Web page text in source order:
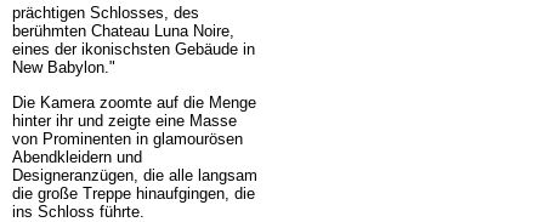
prächtigen Schlosses, des
berühmten Chateau Luna Noire,
eines der ikonischsten Gebäude in
New Babylon."
Die Kamera zoomte auf die Menge
hinter ihr und zeigte eine Masse
von Prominenten in glamourösen
Abendkleidern und
Designeranzügen, die alle langsam
die große Treppe hinaufgingen, die
ins Schloss führte.